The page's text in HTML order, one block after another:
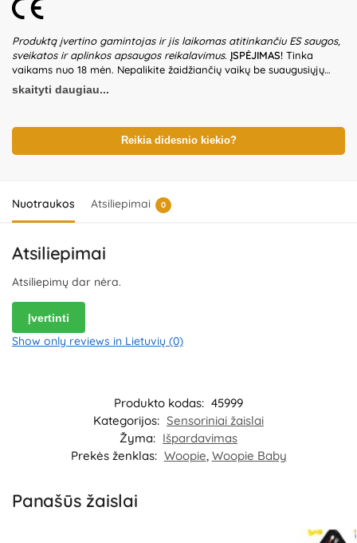
Produktą įvertino gamintojas ir jis laikomas atitinkančiu ES saugos,
sveikatos ir aplinkos apsaugos reikalavimus. ĮSPĖJIMAS! Tinka
vaikams nuo 18 mėn. Nepalikite žaidžiančių vaikų be suaugusiųjų
priežiūros. Prieš naudodami žaislą patikrinkite žaislo ir detalių būklę.
Nenaudokite žaislo, jeigu kuri nors iš dalių yra pažeista. Pakuotė
dizainas ir spalvos gali nežymiai skirtis. Išsaugokite pakuotės
informaciją ateičiai. Kilmės šalis – Kinija.Importuotojas:
Kozicka Sp.K, ul. Poludniowa 29A, 05-540 Jeziorko,
skaityti daugiau...
Reikia didesnio kiekio?
Nuotraukos Atsiliepimai 0
Atsiliepimai
Atsiliepimų dar nėra.
Įvertinti
Show only reviews in Lietuvių (0)
Produkto kodas: 45999
Kategorijos: Sensoriniai žaislai
Žyma: Išpardavimas
Prekės ženklas: Woopie, Woopie Baby
Panašūs žaislai